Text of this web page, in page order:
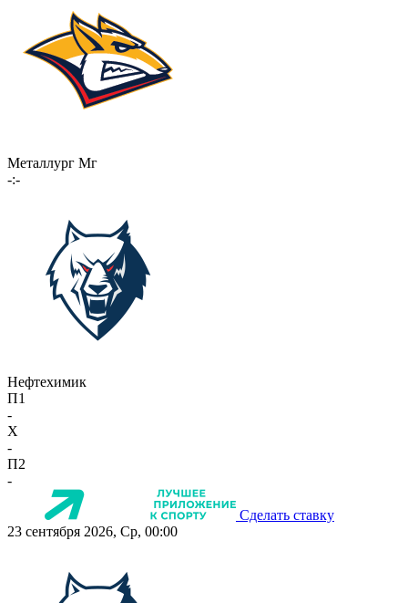
Металлург Мг
-:-
Нефтехимик
П1
-
X
-
П2
-
Сделать ставку
23 сентября 2026, Ср, 00:00